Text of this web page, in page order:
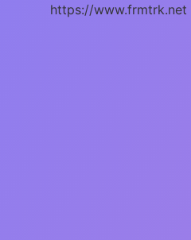
https://www.frmtrk.net